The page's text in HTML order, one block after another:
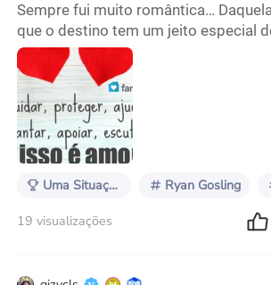
Sempre fui muito romântica…
que o destino tem um jeito especial
pessoas no momento certo, no lugar
lugar foi uma sala de cinema,
preferido: "O Diário de uma Paixão",
inesquecíveis Ryan Gosling e Rachel
curiosidade que eu sempre amei
que os dois viveram um romance na
Uma Situação Inusitada no Cinema Ryan Gosling
19 visualizações